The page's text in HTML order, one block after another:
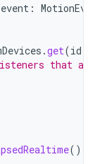
event :
.get(id
that a
()